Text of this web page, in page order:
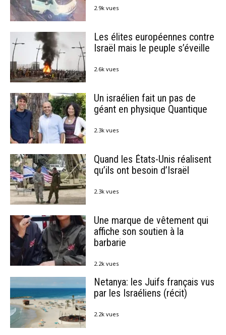
2.9k vues
Les élites européennes contre
Israël mais le peuple s’éveille
2.6k vues
Un israélien fait un pas de
géant en physique Quantique
2.3k vues
Quand les États-Unis réalisent
qu’ils ont besoin d’Israël
2.3k vues
Une marque de vêtement qui
affiche son soutien à la
barbarie
2.2k vues
Netanya: les Juifs français vus
par les Israéliens (récit)
2.2k vues